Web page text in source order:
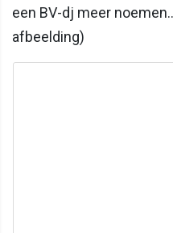
een BV-dj meer
afbeelding)